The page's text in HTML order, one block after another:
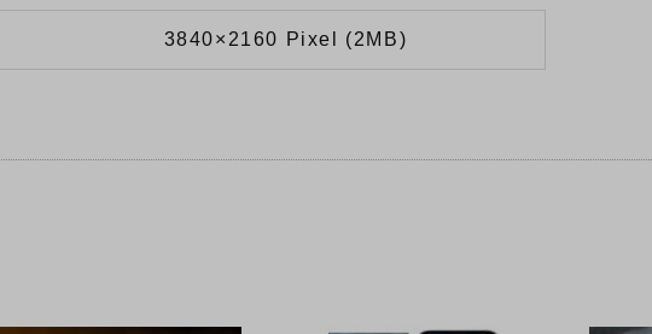
3840×2160 Pixel (2MB)